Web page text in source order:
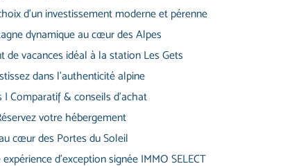
d’un investissement moderne et pérenne
dynamique au cœur des Alpes
de vacances idéal à la station Les Gets
dans l’authenticité alpine
Comparatif & conseils d’achat
votre hébergement
cœur des Portes du Soleil
d’exception signée IMMO SELECT